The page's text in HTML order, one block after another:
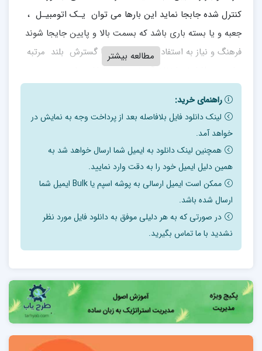
کنترل شده جابجا نماید این بارها می توان یـک اتومبیـل ،
جعبه و یا بسته باری باشد که بسمت بالا و پایین جایجا شوند
فرهنگ و نیاز به استفاده از آسانسور ، با گسترش بلند مرتبه
سازی و افزایش ارتفاع آسمان های خراش های مدرن
توسعه یافته است و تکنولوزی متفاوتی در ساخت مهندسی و
تزیین آن بکار گرفته می شود که استفاده از آن سهولت
دسترسی به ارتفاعات بالا در برج ها را به سادگی و با آرامش
فراهم نموده است .پیش از اختراع و استفاده از آسانسور مردم
مجبورند طبقات متعدد ساختمان های بلند را پیاده بالا و پایین
بروند.
فصل اول: چکیده مطالعات فنی ، اقتصادی و مالی
خلاصه وضعیت مالی و فنی طرح 9
فصل دوم: معرفی طرح و سوابق متقاضی
2-1 سوابق متقاضی 11
2-2 سهامداران 11
مطالعه بیشتر
راهنمای خرید:
لینک دانلود فایل بلافاصله بعد از پرداخت وجه به نمایش در
خواهد آمد.
همچنین لینک دانلود به ایمیل شما ارسال خواهد شد به
همین دلیل ایمیل خود را به دقت وارد نمایید.
ممکن است ایمیل ارسالی به پوشه اسپم یا Bulk ایمیل شما
ارسال شده باشد.
در صورتی که به هر دلیلی موفق به دانلود فایل مورد نظر
نشدید با ما تماس بگیرید.